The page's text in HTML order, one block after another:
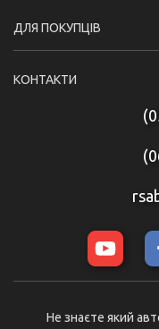
ДЛЯ ПОКУПЦІВ
КОНТАКТИ
Не знаєте який